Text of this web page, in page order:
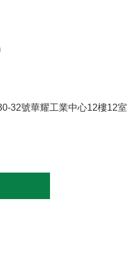
32號華耀工業中心12樓12室